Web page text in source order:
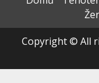
Copyright © All